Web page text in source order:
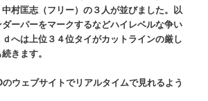
村匡志（フリー）の３人が並びました。以
ーパーをマークするなどハイレベルな争い
へは上位３４位タイがカットラインの厳し
きます。
ウェブサイトでリアルタイムで見れるよう